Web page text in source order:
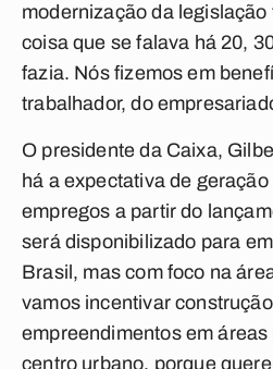
modernização da
coisa que se falava há 20,
fazia. Nós fizemos em
trabalhador, do
O presidente da Caixa,
há a expectativa de
empregos a partir do
será disponibilizado para
Brasil, mas com foco na
vamos incentivar
empreendimentos em
centro urbano, porque